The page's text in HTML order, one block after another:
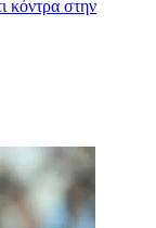
κόντρα στην